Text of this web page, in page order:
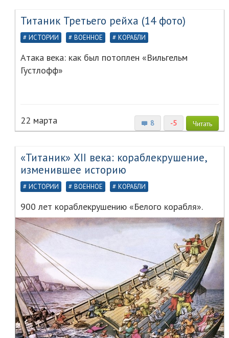
Титаник Третьего рейха (14 фото)
ИСТОРИИ ВОЕННОЕ КОРАБЛИ
Атака века: как был потоплен «Вильгельм
Густлофф»
8 -5 Читать
22 марта
«Титаник» XII века: кораблекрушение,
изменившее историю
ИСТОРИИ ВОЕННОЕ КОРАБЛИ
900 лет кораблекрушению «Белого корабля».